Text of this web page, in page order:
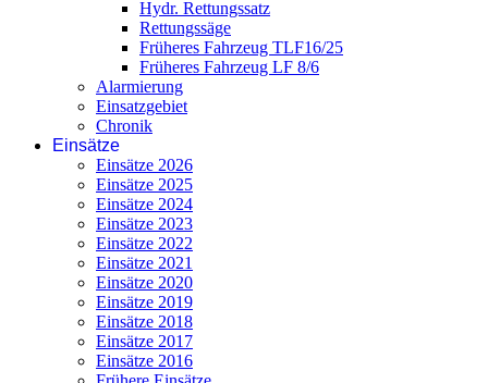
Hydr. Rettungssatz
Rettungssäge
Früheres Fahrzeug TLF16/25
Früheres Fahrzeug LF 8/6
Alarmierung
Einsatzgebiet
Chronik
Einsätze
Einsätze 2026
Einsätze 2025
Einsätze 2024
Einsätze 2023
Einsätze 2022
Einsätze 2021
Einsätze 2020
Einsätze 2019
Einsätze 2018
Einsätze 2017
Einsätze 2016